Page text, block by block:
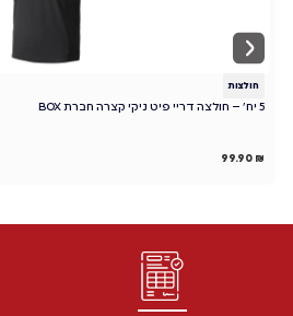
חולצות
5 יח' – חולצה דריי פיט ניקי קצרה חברת BOX
99.90 ₪